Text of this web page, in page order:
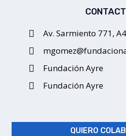
Av. Sarmiento 771,
Fundación Ayre
Fundación Ayre
QUIERO